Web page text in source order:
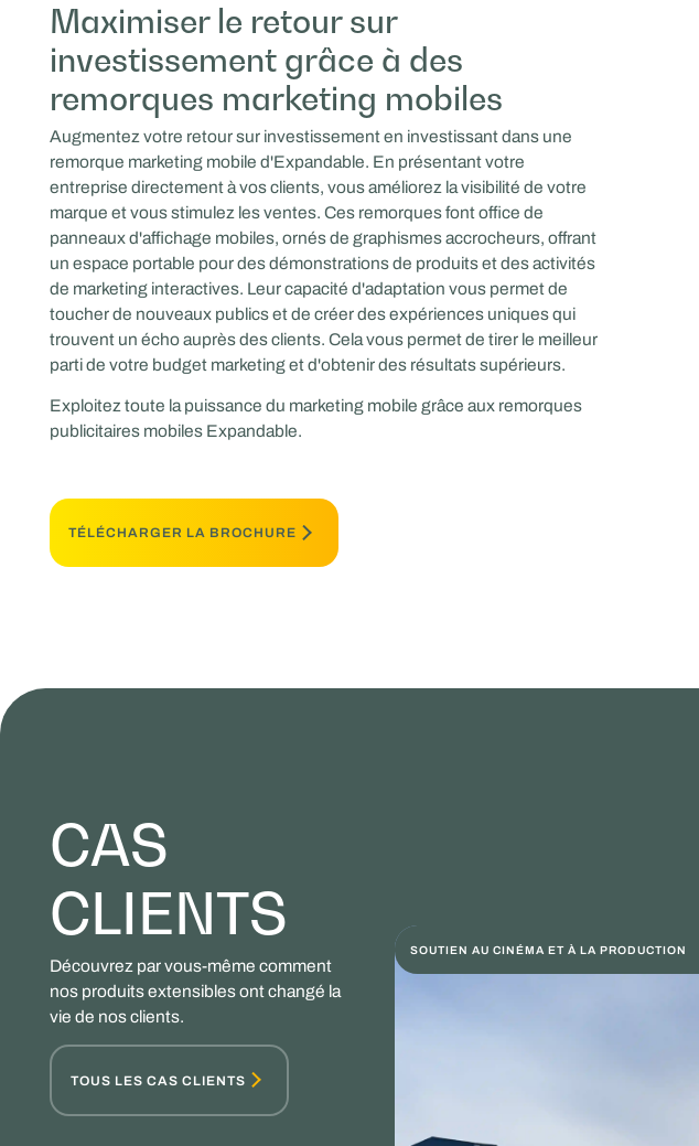
Maximiser le retour sur
investissement grâce à des
remorques marketing mobiles
Augmentez votre retour sur investissement en investissant dans une
remorque marketing mobile d'Expandable. En présentant votre
entreprise directement à vos clients, vous améliorez la visibilité de votre
marque et vous stimulez les ventes. Ces remorques font office de
panneaux d'affichage mobiles, ornés de graphismes accrocheurs, offrant
un espace portable pour des démonstrations de produits et des activités
de marketing interactives. Leur capacité d'adaptation vous permet de
toucher de nouveaux publics et de créer des expériences uniques qui
trouvent un écho auprès des clients. Cela vous permet de tirer le meilleur
parti de votre budget marketing et d'obtenir des résultats supérieurs.
Exploitez toute la puissance du marketing mobile grâce aux remorques
publicitaires mobiles Expandable.
TÉLÉCHARGER LA BROCHURE
CAS
CLIENTS
Découvrez par vous-même comment
nos produits extensibles ont changé la
vie de nos clients.
TOUS LES CAS CLIENTS
SOUTIEN AU CINÉMA ET À LA PRODUCTION